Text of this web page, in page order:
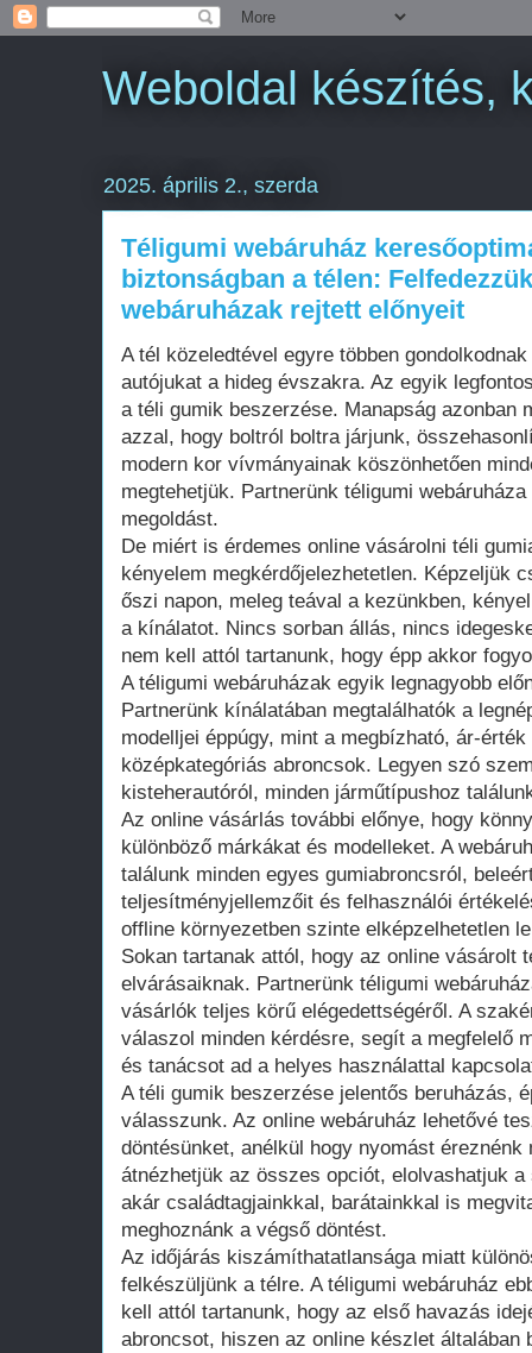
Weboldal készítés,
2025. április 2., szerda
Téligumi webáruház
biztonságban a télen:
webáruházak rejtett előnyeit
A tél közeledtével egyre többen
autójukat a hideg évszakra. Az egyik
a téli gumik beszerzése. Manapság azonban
azzal, hogy boltról boltra járjunk,
modern kor vívmányainak köszönhetően
megtehetjük. Partnerünk téligumi
megoldást.
De miért is érdemes online vásárolni téli
kényelem megkérdőjelezhetetlen. Képzeljük
őszi napon, meleg teával a kezünkben,
a kínálatot. Nincs sorban állás, nincs
nem kell attól tartanunk, hogy épp akkor
A téligumi webáruházak egyik legnagyobb
Partnerünk kínálatában megtalálhatók a
modelljei éppúgy, mint a megbízható, ár-
középkategóriás abroncsok. Legyen szó
kisteherautóról, minden járműtípushoz
Az online vásárlás további előnye, hogy
különböző márkákat és modelleket. A
találunk minden egyes gumiabroncsról,
teljesítményjellemzőit és felhasználói
offline környezetben szinte elképzelhetetlen
Sokan tartanak attól, hogy az online vásárolt
elvárásaiknak. Partnerünk téligumi
vásárlók teljes körű elégedettségéről. A
válaszol minden kérdésre, segít a megfelelő
és tanácsot ad a helyes használattal
A téli gumik beszerzése jelentős beruházás,
válasszunk. Az online webáruház lehetővé
döntésünket, anélkül hogy nyomást éreznénk
átnézhetjük az összes opciót, elolvashatjuk
akár családtagjainkkal, barátainkkal is
meghoznánk a végső döntést.
Az időjárás kiszámíthatatlansága miatt
felkészüljünk a télre. A téligumi webáruház
kell attól tartanunk, hogy az első havazás
abroncsot, hiszen az online készlet általában